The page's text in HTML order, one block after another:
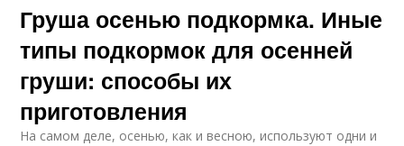
Груша осенью подкормка. Иные
типы подкормок для осенней
груши: способы их
приготовления
На самом деле, осенью, как и весною, используют одни и